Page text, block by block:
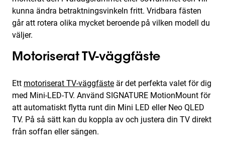
kunna ändra betraktningsvinkeln fritt. Vridbara fästen
går att rotera olika mycket beroende på vilken modell du
väljer.
Motoriserat TV-väggfäste
Ett motoriserat TV-väggfäste är det perfekta valet för dig
med Mini-LED-TV. Använd SIGNATURE MotionMount för
att automatiskt flytta runt din Mini LED eller Neo QLED
TV. På så sätt kan du koppla av och justera din TV direkt
från soffan eller sängen.